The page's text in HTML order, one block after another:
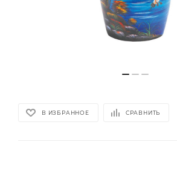
В ИЗБРАННОЕ СРАВНИТЬ